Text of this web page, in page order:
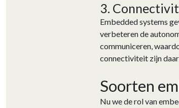
3.
Embedded systems
verbeteren de
communiceren,
connectiviteit zijn
Soorten
Nu we de rol van